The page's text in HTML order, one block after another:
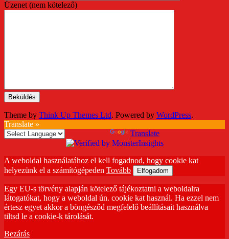
Üzenet (nem kötelező)
Theme by Think Up Themes Ltd. Powered by WordPress.
Translate »
Translate
A weboldal használatához el kell fogadnod, hogy cookie kat
helyezünk el a számítógépeden Tovább Elfogadom
Egy EU-s törvény alapján kötelező tájékoztatni a weboldalra
látogatókat, hogy a weboldal ún. cookie kat használ. Ha ezzel nem
értesz egyet akkor a böngésződ megfelelő beállításait használva
tiltsd le a cookie-k tárolását.
Bezárás